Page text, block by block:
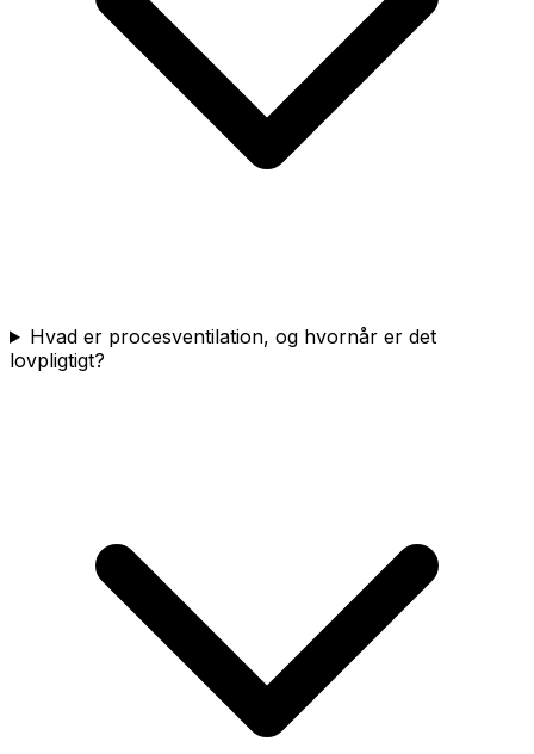
Hvad er procesventilation, og hvornår er det
lovpligtigt?